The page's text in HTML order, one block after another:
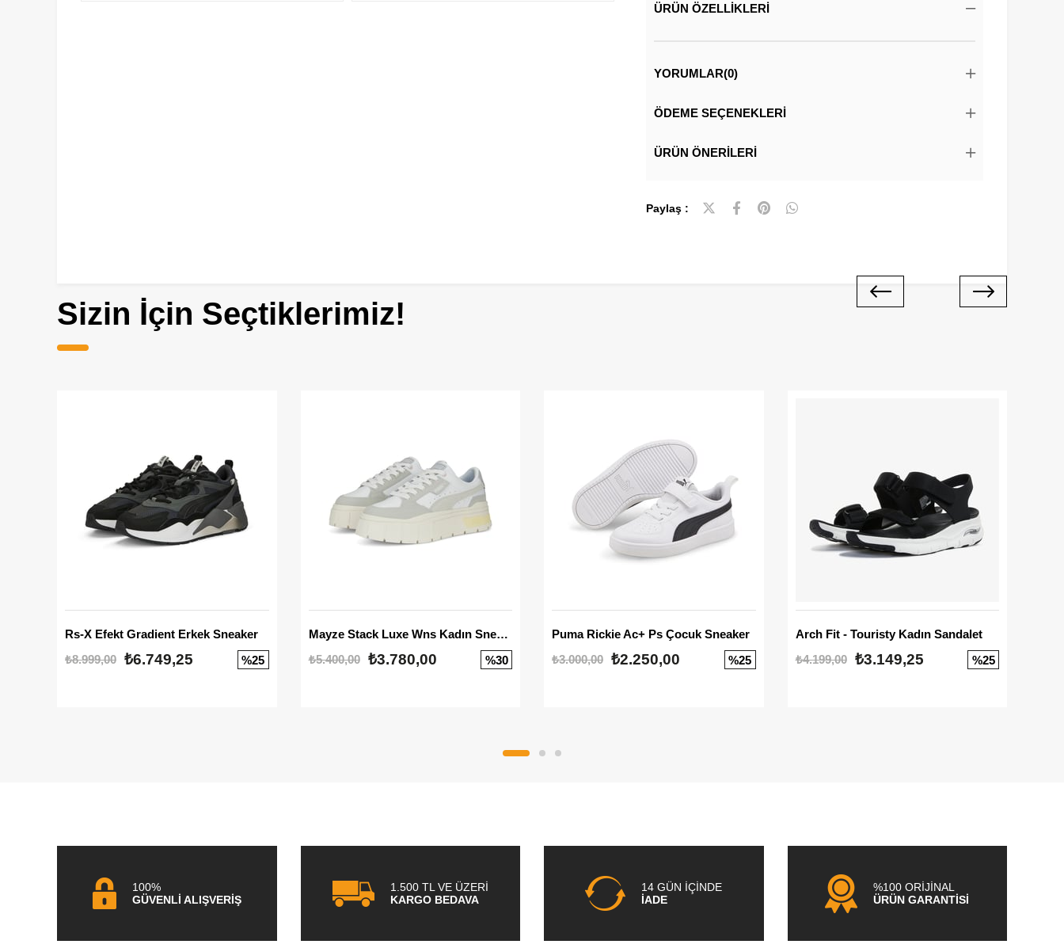
ÜRÜN ÖZELLIKLERI
YORUMLAR(0)
ÖDEME SEÇENEKLERI
ÜRÜN ÖNERILERI
Paylaş :
Sizin İçin Seçtiklerimiz!
Rs-X Efekt Gradient Erkek Sneaker
₺8.999,00 ₺6.749,25 %25
Mayze Stack Luxe Wns Kadın Sneaker
₺5.400,00
₺3.780,00 %30
Puma Rickie Ac+ Ps Çocuk Sneaker
₺3.000,00 ₺2.250,00 %25
Arch Fit - Touristy Kadın Sandalet
₺4.199,00
₺3.149,25 %25
100%
GÜVENLİ ALIŞVERİŞ
1.500 TL VE ÜZERİ
KARGO BEDAVA
14 GÜN İÇİNDE
İADE
%100 ORİJİNAL
ÜRÜN GARANTİSİ